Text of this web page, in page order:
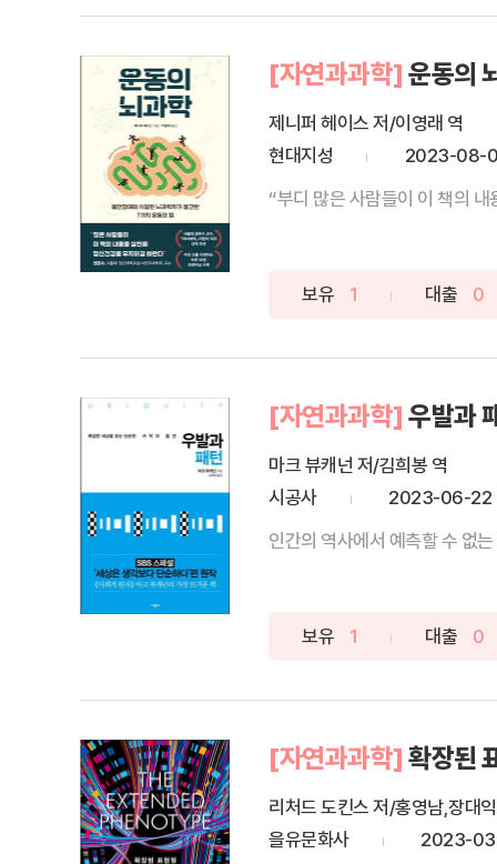
[자연과과학] 운동의
제니퍼 헤이스 저/이영래 역
현대지성
2023-08-
“부디 많은 사람들이 이 책의
보유 1 대출 0
[자연과과학] 우발과
마크 뷰캐넌 저/김희봉 역
시공사
2023-06-22
인간의 역사에서 예측할 수 없
보유 1 대출 0
[자연과과학] 확장된
리처드 도킨스 저/홍영남,장대
을유문화사
2023-